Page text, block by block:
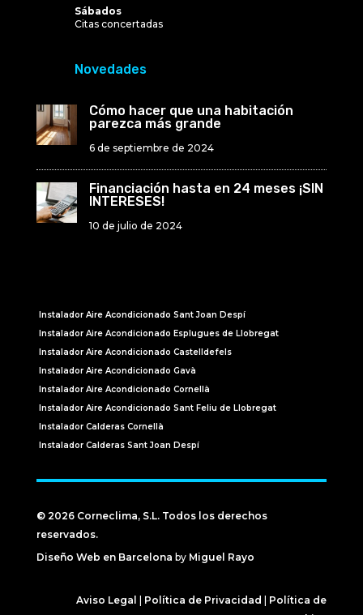
Sábados
Citas concertadas
Novedades
Cómo hacer que una habitación
parezca más grande
6 de septiembre de 2024
Financiación hasta en 24 meses ¡SIN
INTERESES!
10 de julio de 2024
Instalador Aire Acondicionado Sant Joan Despí
Instalador Aire Acondicionado Esplugues de Llobregat
Instalador Aire Acondicionado Castelldefels
Instalador Aire Acondicionado Gavà
Instalador Aire Acondicionado Cornellà
Instalador Aire Acondicionado Sant Feliu de Llobregat
Instalador Calderas Cornellà
Instalador Calderas Sant Joan Despí
© 2026 Corneclima, S.L. Todos los derechos
reservados.
Diseño Web en Barcelona by Miguel Rayo
Aviso Legal | Política de Privacidad | Política de